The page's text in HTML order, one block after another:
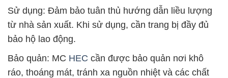
Sử dụng: Đảm bảo tuân thủ hướng dẫn liều lượng
từ nhà sản xuất. Khi sử dụng, cần trang bị đầy đủ
bảo hộ lao động.
Bảo quản: MC HEC cần được bảo quản nơi khô
ráo, thoáng mát, tránh xa nguồn nhiệt và các chất